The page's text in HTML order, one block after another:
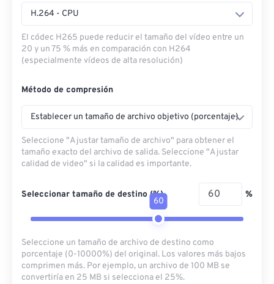
H.264 - CPU
El códec H265 puede reducir el tamaño del vídeo entre un
20 y un 75 % más en comparación con H264
(especialmente vídeos de alta resolución)
Método de compresión
Establecer un tamaño de archivo objetivo (porcentaje)
Seleccione "Ajustar tamaño de archivo" para obtener el
tamaño exacto del archivo de salida. Seleccione "Ajustar
calidad de video" si la calidad es importante.
Seleccionar tamaño de destino (%) %
60
Seleccione un tamaño de archivo de destino como
porcentaje (0-10000%) del original. Los valores más bajos
comprimen más. Por ejemplo, un archivo de 100 MB se
convertiría en 25 MB si selecciona el 25%.